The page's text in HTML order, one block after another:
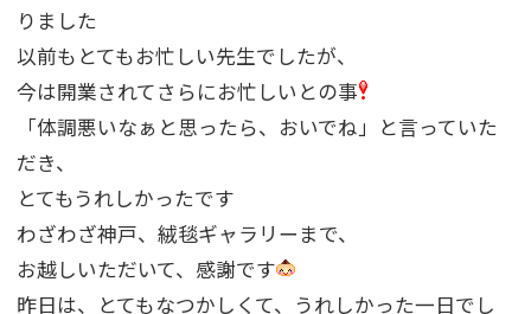
りました
以前もとてもお忙しい先生でしたが、
今は開業されてさらにお忙しいとの事
「体調悪いなぁと思ったら、おいでね」と言っていた
だき、
とてもうれしかったです
わざわざ神戸、絨毯ギャラリーまで、
お越しいただいて、感謝です
昨日は、とてもなつかしくて、うれしかった一日でし